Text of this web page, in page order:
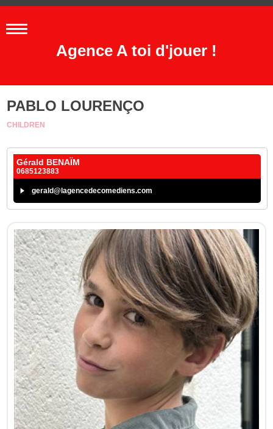
Agence A toi d'jouer !
PABLO LOURENÇO
CHILDREN
Gérald BENAÏM
0685123883
gerald@lagencedecomediens.com